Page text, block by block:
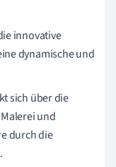
innovative
dynamische und
sich über die
und
durch die